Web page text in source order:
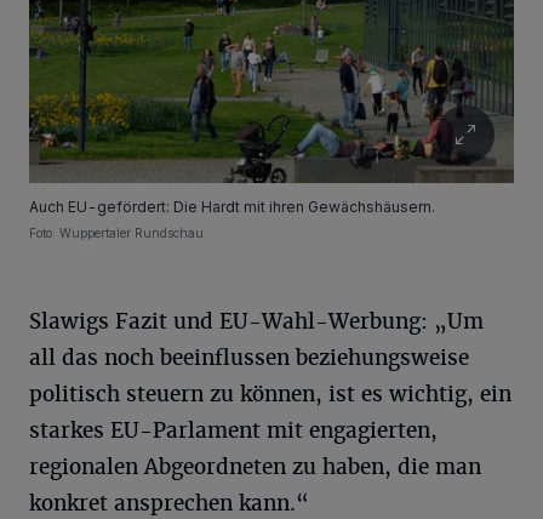
Auch EU-gefördert: Die Hardt mit ihren Gewächshäusern.
Foto: Wuppertaler Rundschau
Slawigs Fazit und EU-Wahl-Werbung: „Um
all das noch beeinflussen beziehungsweise
politisch steuern zu können, ist es wichtig, ein
starkes EU-Parlament mit engagierten,
regionalen Abgeordneten zu haben, die man
konkret ansprechen kann.“